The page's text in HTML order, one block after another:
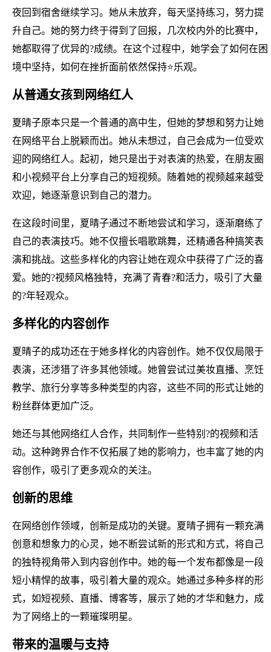
夜回到宿舍继续学习。她从未放弃，每天坚持练习，努力提
升自己。她的努力终于得到了回报，几次校内外的比赛中，
她都取得了优异的?成绩。在这个过程中，她学会了如何在困
境中坚持，如何在挫折面前依然保持⭐乐观。
从普通女孩到网络红人
夏晴子原本只是一个普通的高中生，但她的梦想和努力让她
在网络平台上脱颖而出。她从未想过，自己会成为一位受欢
迎的网络红人。起初，她只是出于对表演的热爱，在朋友圈
和小视频平台上分享自己的短视频。随着她的视频越来越受
欢迎，她逐渐意识到自己的潜力。
在这段时间里，夏晴子通过不断地尝试和学习，逐渐磨练了
自己的表演技巧。她不仅擅长唱歌跳舞，还精通各种搞笑表
演和挑战。这些多样化的内容让她在观众中获得了广泛的喜
爱。她的?视频风格独特，充满了青春?和活力，吸引了大量
的?年轻观众。
多样化的内容创作
夏晴子的成功还在于她多样化的内容创作。她不仅仅局限于
表演，还涉猎了许多其他领域。她曾尝试过美妆直播、烹饪
教学、旅行分享等多种类型的内容，这些不同的形式让她的
粉丝群体更加广泛。
她还与其他网络红人合作，共同制作一些特别?的视频和活
动。这种跨界合作不仅拓展了她的影响力，也丰富了她的内
容创作，吸引了更多观众的关注。
创新的思维
在网络创作领域，创新是成功的关键。夏晴子拥有一颗充满
创意和想象力的心灵，她不断尝试新的形式和方式，将自己
的独特视角带入到内容创作中。她的每一个发布都像是一段
短小精悍的故事，吸引着大量的观众。她通过多种多样的形
式，如短视频、直播、博客等，展示了她的才华和魅力，成
为了网络上的一颗璀璨明星。
带来的温暖与支持